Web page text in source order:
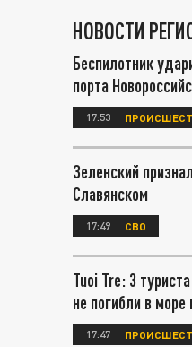
НОВОСТИ
Беспилотник
порта
17:53
Зеленский
Славянском
17:49 СВО
Tuoi Tre: 3
не погибли в
17:47